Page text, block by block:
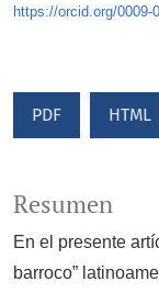
https://orcid.org/0009-
PDF HTML
Resumen
En el presente
barroco”